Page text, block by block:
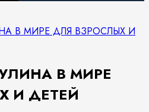
В МИРЕ ДЛЯ ВЗРОСЛЫХ И
В МИРЕ
И ДЕТЕЙ